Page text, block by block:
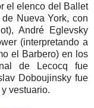
el elenco del Ballet
Nueva York, con
André Eglevsky
(interpretando a
el Barbero) en los
de Lecocq fue
Doboujinsky fue
vestuario.